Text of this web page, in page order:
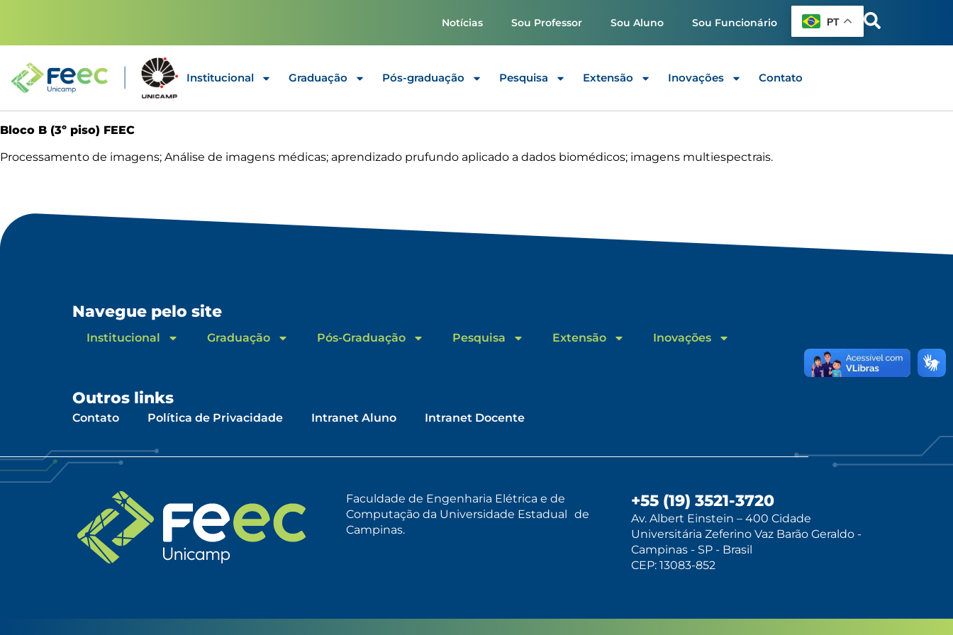
Notícias Sou Professor Sou Aluno Sou Funcionário PT
Institucional Graduação Pós-graduação Pesquisa Extensão Inovações Contato
Bloco B (3º piso) FEEC
Processamento de imagens; Análise de imagens médicas; aprendizado prufundo aplicado a dados biomédicos; imagens multiespectrais.
Navegue pelo site
Institucional Graduação Pós-Graduação Pesquisa Extensão Inovações
Outros links
Contato Política de Privacidade Intranet Aluno Intranet Docente
Faculdade de Engenharia Elétrica e de
Computação da Universidade Estadual de
Campinas.
+55 (19) 3521-3720
Av. Albert Einstein – 400 Cidade
Universitária Zeferino Vaz Barão Geraldo -
Campinas - SP - Brasil
CEP: 13083-852